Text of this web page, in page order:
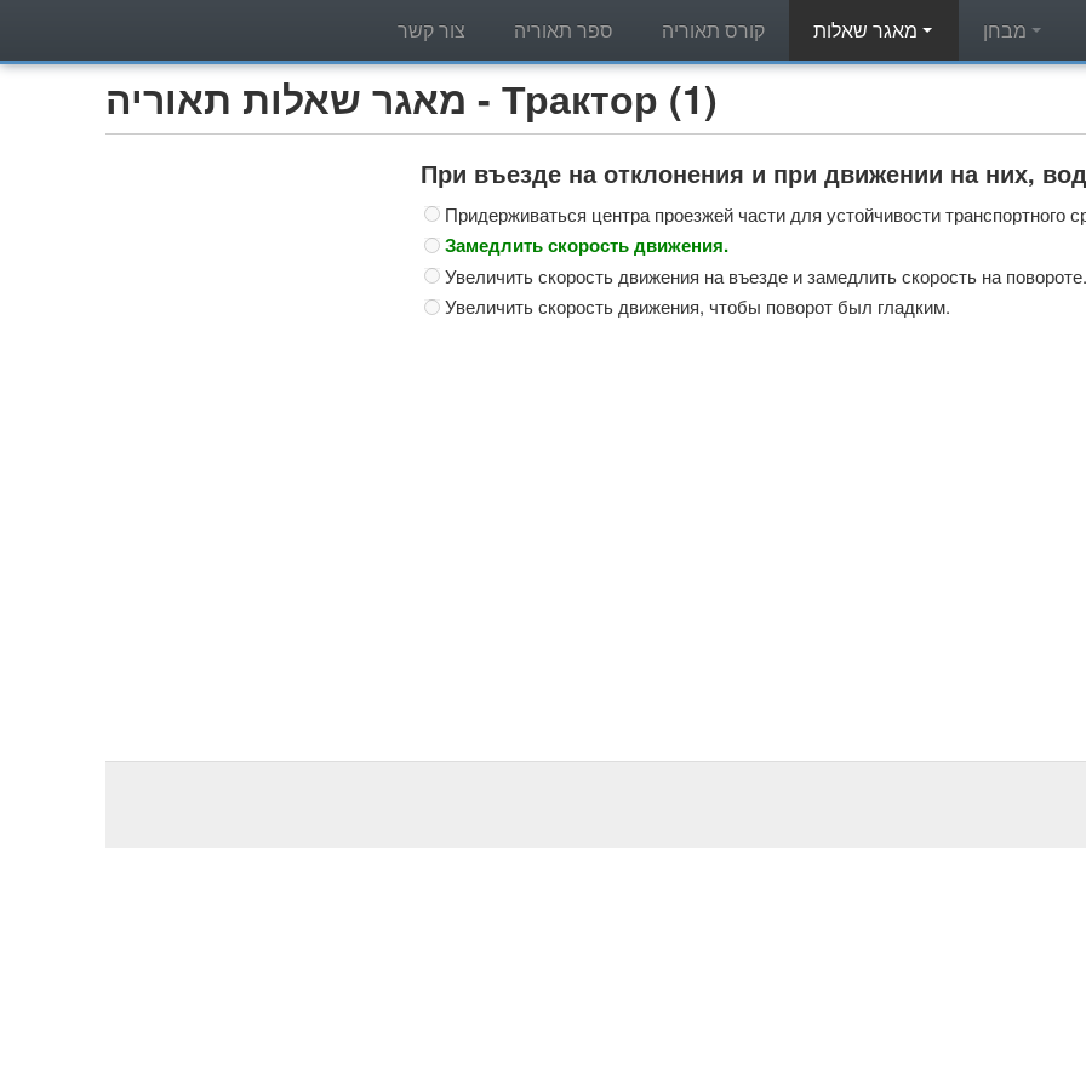
קורס תאוריה ספר תאוריה צור קשר
מאגר שאלות תאוריה - Трактор (1)
При въезде на отклонения и при движении на них,
Придерживаться центра проезжей части для устойчивости транспортного
Замедлить скорость движения.
Увеличить скорость движения на въезде и замедлить скорость на повороте.
Увеличить скорость движения, чтобы поворот был гладким.